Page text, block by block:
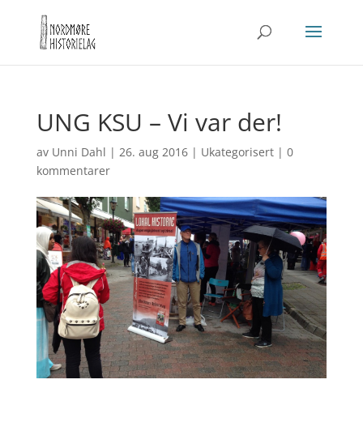
UNG KSU – Vi var der!
av Unni Dahl | 26. aug 2016| Ukategorisert| 0
kommentarer